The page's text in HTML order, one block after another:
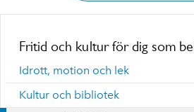
Fritid och kultur för dig som
Idrott, motion och lek
Kultur och bibliotek